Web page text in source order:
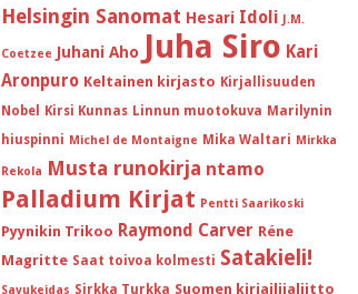
Helsingin Sanomat Hesari Idoli J.M.
Coetzee Juhani Aho Juha Siro Kari
Aronpuro Keltainen kirjasto Kirjallisuuden
Nobel
Kirsi Kunnas Linnun muotokuva Marilynin
hiuspinni Michel de Montaigne Mika Waltari Mirkka
Rekola Musta runokirja ntamo
Palladium Kirjat Pentti Saarikoski
Pyynikin Trikoo Raymond Carver Réne
Magritte Saat toivoa kolmesti Satakieli!
Savukeidas Sirkka Turkka Suomen kirjailijaliitto